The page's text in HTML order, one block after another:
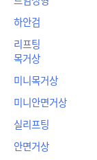
하안검
리프팅
목거상
미니목거상
미니안면거상
실리프팅
안면거상